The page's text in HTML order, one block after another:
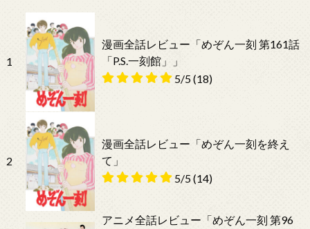
1
漫画全話レビュー「めぞん一刻 第161話
「P.S.一刻館」」
5/5(18)
2
漫画全話レビュー「めぞん一刻を終え
て」
5/5(14)
アニメ全話レビュー「めぞん一刻 第96